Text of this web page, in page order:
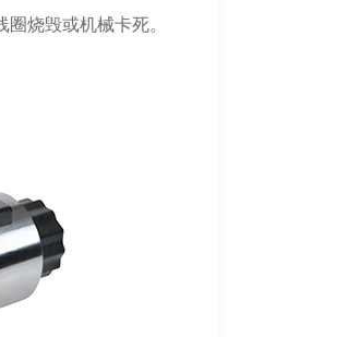
烧毁或机械卡死。